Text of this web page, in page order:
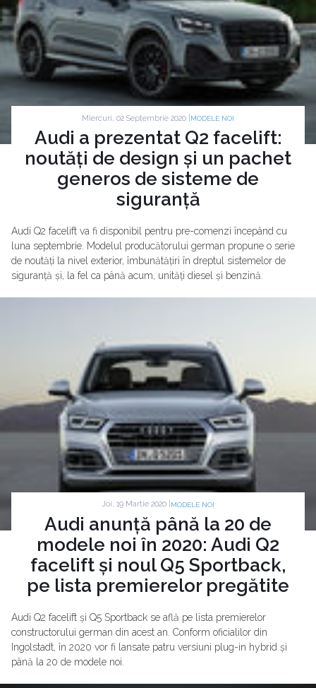
Miercuri, 02 Septembrie 2020 | MODELE NOI
Audi a prezentat Q2 facelift:
noutăți de design și un pachet
generos de sisteme de
siguranță
Audi Q2 facelift va fi disponibil pentru pre-comenzi începând cu
luna septembrie. Modelul producătorului german propune o serie
de noutăți la nivel exterior, îmbunătățiri în dreptul sistemelor de
siguranță și, la fel ca până acum, unități diesel și benzină.
Joi, 19 Martie 2020 | MODELE NOI
Audi anunță până la 20 de
modele noi în 2020: Audi Q2
facelift și noul Q5 Sportback,
pe lista premierelor pregătite
Audi Q2 facelift și Q5 Sportback se află pe lista premierelor
constructorului german din acest an. Conform oficialilor din
Ingolstadt, în 2020 vor fi lansate patru versiuni plug-in hybrid și
până la 20 de modele noi.